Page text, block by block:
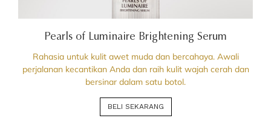
Pearls of Luminaire Brightening Serum
Rahasia untuk kulit awet muda dan bercahaya. Awali
perjalanan kecantikan Anda dan raih kulit wajah cerah dan
bersinar dalam satu botol.
BELI SEKARANG